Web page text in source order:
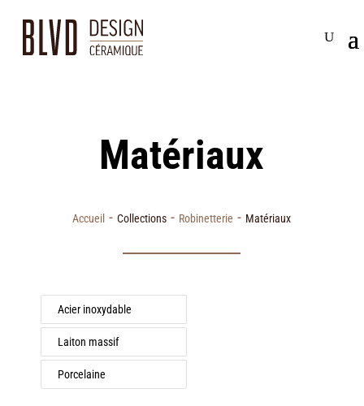
Matériaux
Accueil -Collections - Robinetterie - Matériaux
Acier inoxydable
Laiton massif
Porcelaine